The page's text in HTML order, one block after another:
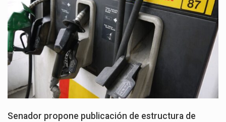
Senador propone publicación de estructura de